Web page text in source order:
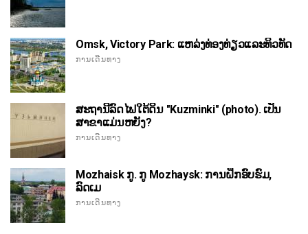
Omsk, Victory Park: ແຫລ່ງທ່ອງທ່ຽວແລະທິວທັດ
ການເດີນທາງ
ສະຖານີລົດໄຟໃຕ້ດິນ "Kuzminki" (photo). ເປັນ
ສາຂາແມ່ນຫຍັງ?
ການເດີນທາງ
Mozhaisk ກູ. ກູ Mozhaysk: ການຝຶກອົບຮົມ,
ລົດເມ
ການເດີນທາງ